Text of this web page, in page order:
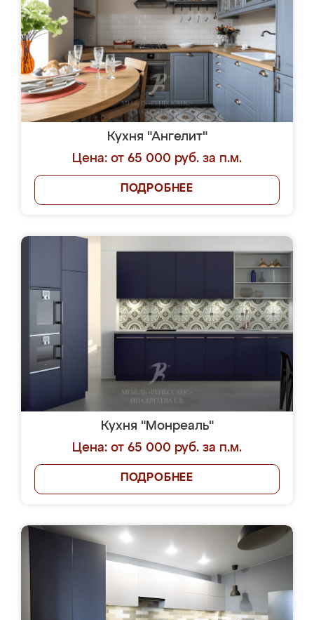
Кухня "Ангелит"
Цена: от 65 000 руб. за п.м.
ПОДРОБНЕЕ
Кухня "Монреаль"
Цена: от 65 000 руб. за п.м.
ПОДРОБНЕЕ